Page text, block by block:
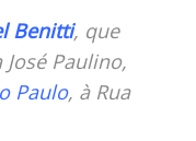
Benitti, que
José Paulino,
Paulo, à Rua